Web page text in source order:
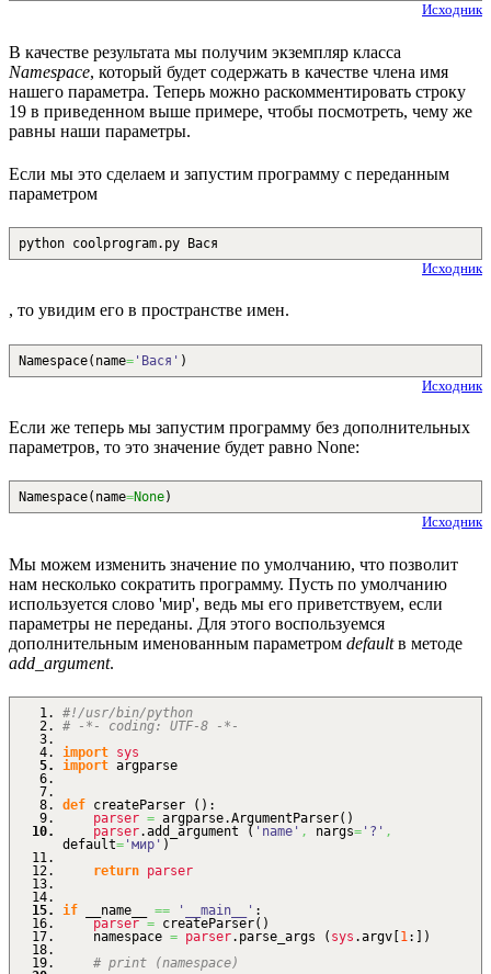
Исходник
В качестве результата мы получим экземпляр класса
Namespace, который будет содержать в качестве члена имя
нашего параметра. Теперь можно раскомментировать строку
19 в приведенном выше примере, чтобы посмотреть, чему же
равны наши параметры.
Если мы это сделаем и запустим программу с переданным
параметром
python coolprogram.py Вася
Исходник
, то увидим его в пространстве имен.
Namespace( name= 'Вася' )
Исходник
Если же теперь мы запустим программу без дополнительных
параметров, то это значение будет равно None:
Namespace( name=None)
Исходник
Мы можем изменить значение по умолчанию, что позволит
нам несколько сократить программу. Пусть по умолчанию
используется слово 'мир', ведь мы его приветствуем, если
параметры не переданы. Для этого воспользуемся
дополнительным именованным параметром defaultв методе
add_argument.
#!/usr/bin/python
# -*- coding: UTF-8 -*-
import sys
import argparse
def createParser ( ) :
parser = argparse.ArgumentParser( )
parser.add_argument ( 'name' , nargs= '?' ,
default= 'мир' )
return parser
if __name__ == '__main__' :
parser = createParser( )
namespace = parser. parse_args ( sys .argv [1 : ] )
# print (namespace)